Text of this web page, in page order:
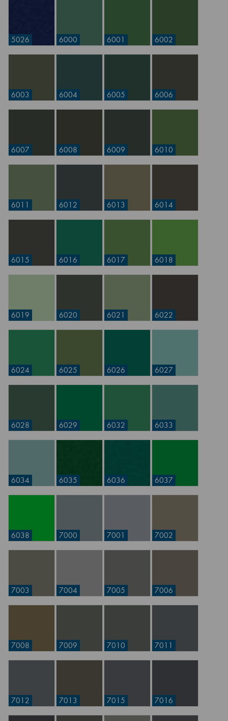
5026 6000 6001 6002
6003 6004 6005 6006
6007 6008 6009 6010
6011 6012 6013 6014
6015 6016 6017 6018
6019 6020 6021 6022
6024 6025 6026 6027
6028 6029 6032 6033
6034 6035 6036 6037
6038 7000 7001 7002
7003 7004 7005 7006
7008 7009 7010 7011
7012 7013 7015 7016